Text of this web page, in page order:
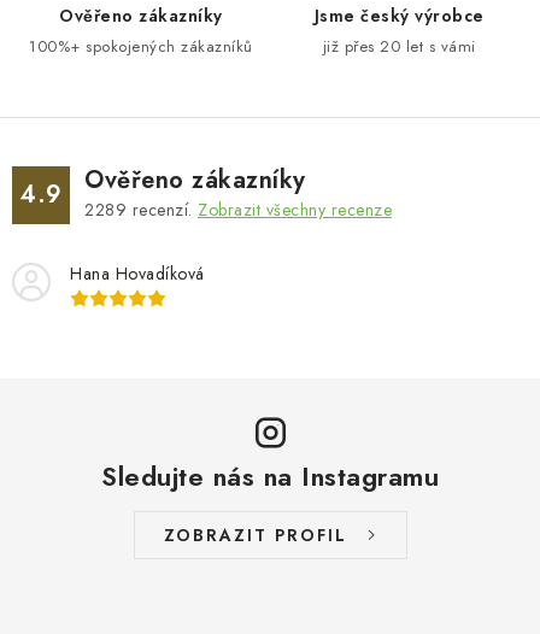
Ověřeno zákazníky
100%+ spokojených zákazníků
Jsme český výrobce
již přes 20 let s vámi
4.9 Ověřeno zákazníky
2289 recenzí. Zobrazit všechny recenze
Hana Hovadíková
Sledujte nás na Instagramu
ZOBRAZIT PROFIL